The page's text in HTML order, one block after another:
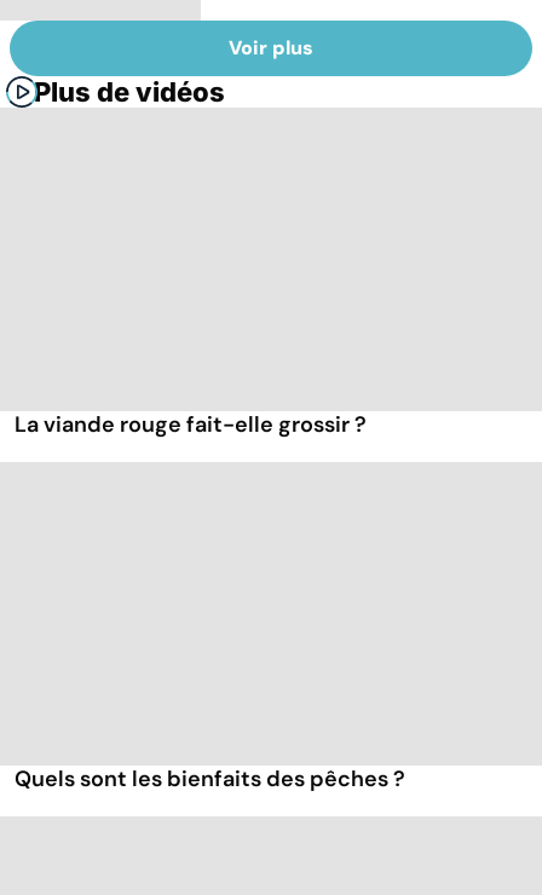
Voir plus
Plus de vidéos
La viande rouge fait-elle grossir ?
Quels sont les bienfaits des pêches ?